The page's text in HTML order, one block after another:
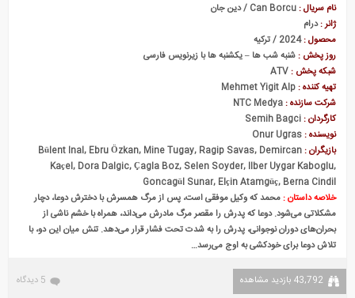
نام سریال :Can Borcu / دین جان
ژانر :درام
محصول :2024 / ترکیه
روز پخش :شنبه شب ها – یکشنبه ها با زیرنویس فارسی
شبکه پخش :ATV
تهیه کننده :Mehmet Yigit Alp
شرکت سازنده :NTC Medya
کارگردان :Semih Bagci
نویسنده :Onur Ugras
بازیگران :Bülent Inal, Ebru Özkan, Mine Tugay, Ragip Savas, Demircan
Kaçel, Dora Dalgic, Çagla Boz, Selen Soyder, Ilber Uygar Kaboglu,
Goncagül Sunar, Elçin Atamgüç, Berna Cindil
خلاصه داستان :محمد که وکیل موفقی است، پس از مرگ همسرش با دخترش دوعا، دچار
مشکلاتی می‌شود. دوعا که پدرش را مقصر مرگ مادرش می‌داند، همراه با خشم ناشی از
بحران‌های دوران نوجوانی، پدرش را به شدت تحت فشار قرار می‌دهد. تنش میان این دو، با
تلاش دوعا برای خودکشی به اوج می‌رسد…
43,792 بازدید مشاهده 5 دیدگاه